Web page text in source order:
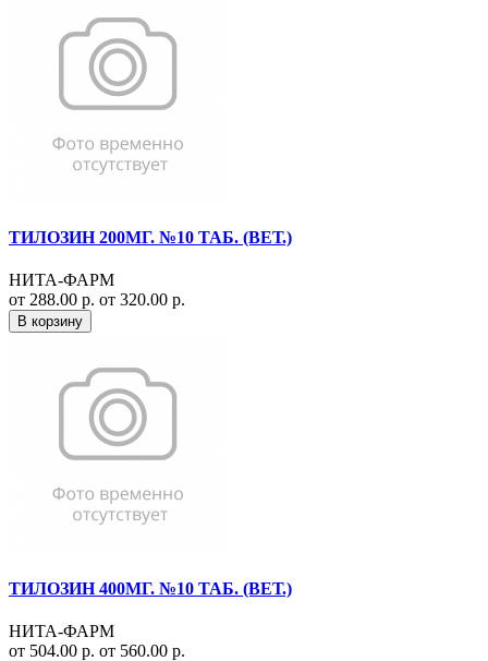
ТИЛОЗИН 200МГ. №10 ТАБ. (ВЕТ.)
НИТА-ФАРМ
от 288.00 р. от 320.00 р.
В корзину
ТИЛОЗИН 400МГ. №10 ТАБ. (ВЕТ.)
НИТА-ФАРМ
от 504.00 р. от 560.00 р.